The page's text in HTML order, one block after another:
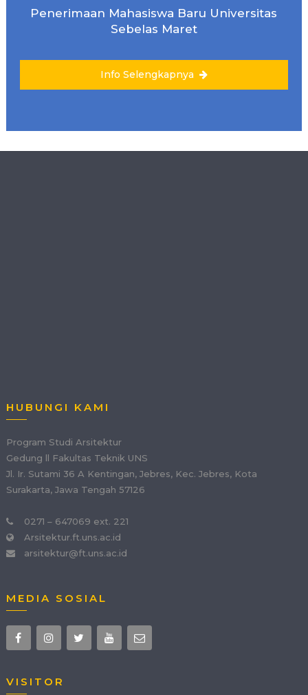
Penerimaan Mahasiswa Baru Universitas
Sebelas Maret
Info Selengkapnya
HUBUNGI KAMI
Program Studi Arsitektur
Gedung ll Fakultas Teknik UNS
Jl. Ir. Sutami 36 A Kentingan, Jebres, Kec. Jebres, Kota
Surakarta, Jawa Tengah 57126
0271 – 647069 ext. 221
Arsitektur.ft.uns.ac.id
arsitektur@ft.uns.ac.id
MEDIA SOSIAL
VISITOR